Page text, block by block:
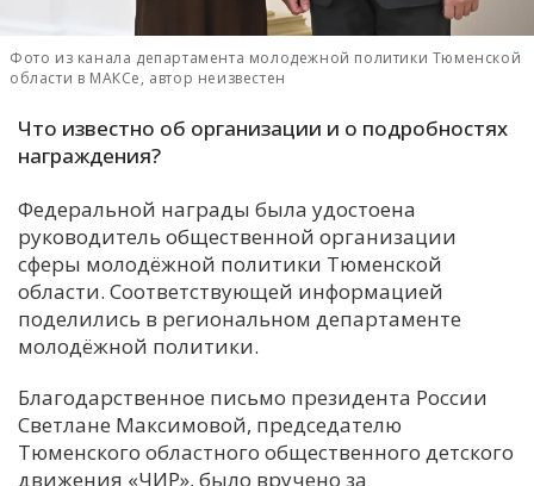
Н
Ч
Я
Фото из канала департамента молодежной политики Тюменской
области в МАКСе, автор неизвестен
Что известно об организации и о подробностях
награждения?
Федеральной награды была удостоена
руководитель общественной организации
сферы молодёжной политики Тюменской
области. Соответствующей информацией
поделились в региональном департаменте
молодёжной политики.
Благодарственное письмо президента России
Светлане Максимовой, председателю
Тюменского областного общественного детского
движения «ЧИР», было вручено за